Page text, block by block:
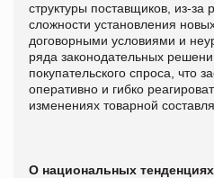
структуры поставщиков, из-за
сложности установления
договорными условиями и
ряда законодательных
покупательского спроса, что
оперативно и гибко
изменениях товарной
О национальных